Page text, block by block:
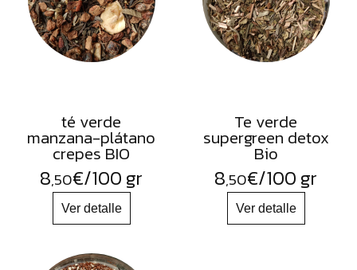
té verde
manzana-plátano
crepes BIO
8,50€/100 gr
Te verde
supergreen detox
Bio
8,50€/100 gr